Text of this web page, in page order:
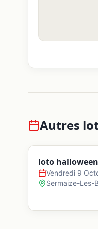
Autres
loto halloween
Vendredi 9
Sermaize-Les-